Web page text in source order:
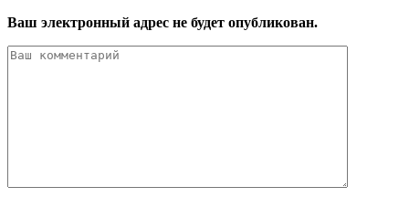
Ваш электронный адрес не будет опубликован.